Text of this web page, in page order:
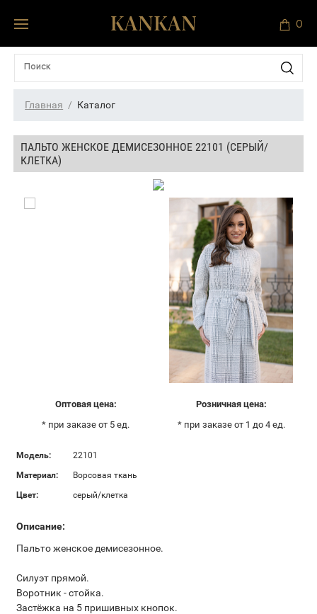
0
Главная Каталог
ПАЛЬТО ЖЕНСКОЕ ДЕМИСЕЗОННОЕ 22101 (СЕРЫЙ/
КЛЕТКА)
Оптовая цена:
* при заказе от 5 ед.
Розничная цена:
* при заказе от 1 до 4 ед.
Модель:
22101
Материал:
Ворсовая ткань
Цвет:
серый/клетка
Описание:
Пальто женское демисезонное.
Силуэт прямой.
Воротник - стойка.
Застёжка на 5 пришивных кнопок.